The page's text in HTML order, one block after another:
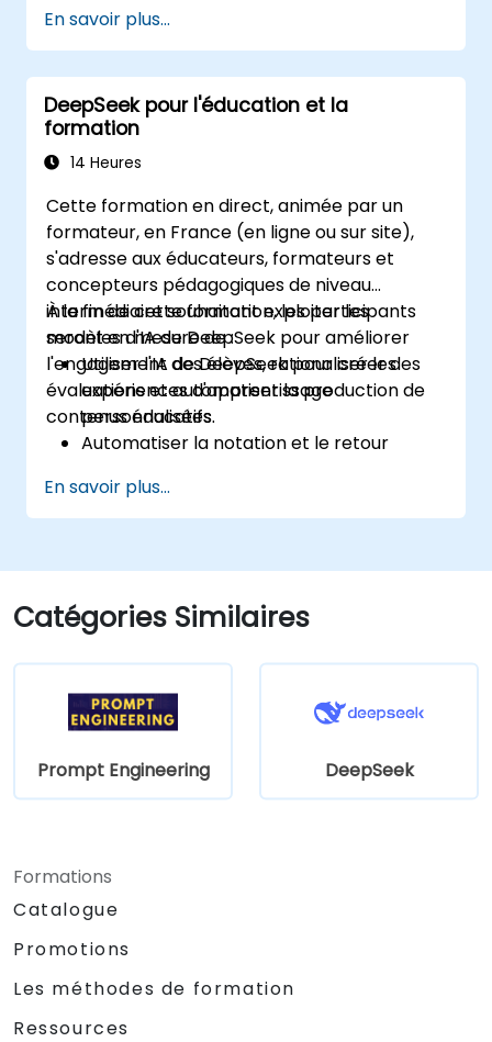
Analyser les données de l'audience pour
améliorer le ciblage et la
personnalisation.
Intégrer des outils alimentés par l'IA dans
leurs flux de travail marketing.
En savoir plus...
DeepSeek pour l'éducation et la
formation
14 Heures
Cette formation en direct, animée par un
formateur, en France (en ligne ou sur site),
s'adresse aux éducateurs, formateurs et
concepteurs pédagogiques de niveau
intermédiaire souhaitant exploiter les
modèles d'IA de DeepSeek pour améliorer
l'engagement des élèves, rationaliser les
évaluations et automatiser la production de
contenus éducatifs.
À la fin de cette formation, les participants
seront en mesure de :
Utiliser l'IA de DeepSeek pour créer des
expériences d'apprentissage
personnalisées.
Automatiser la notation et le retour
d'évaluation pilotés par l'IA.
Générer des contenus éducatifs de haute
Intégrer l'IA aux plateformes de gestion
de l'apprentissage (LMS) pour optimiser
la gestion pédagogique.
En savoir plus...
Catégories Similaires
Prompt Engineering DeepSeek
Formations
Catalogue
Promotions
Les méthodes de formation
Ressources